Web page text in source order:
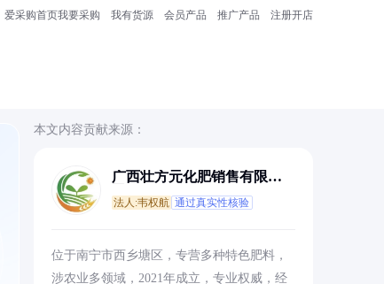
爱采购首页我要采购 我有货源 会员产品 推广产品 注册开店
本文内容贡献来源：
广西壮方元化肥销售有限公
法人:韦权航 通过真实性核验
位于南宁市西乡塘区，专营多种特色肥料，
涉农业多领域，2021年成立，专业权威，经